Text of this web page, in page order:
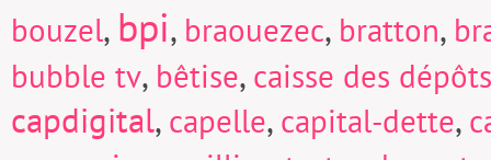
bouzel, bpi, braouezec, bratton,
bubble tv, bêtise, caisse des
capdigital, capelle, capital-dette,